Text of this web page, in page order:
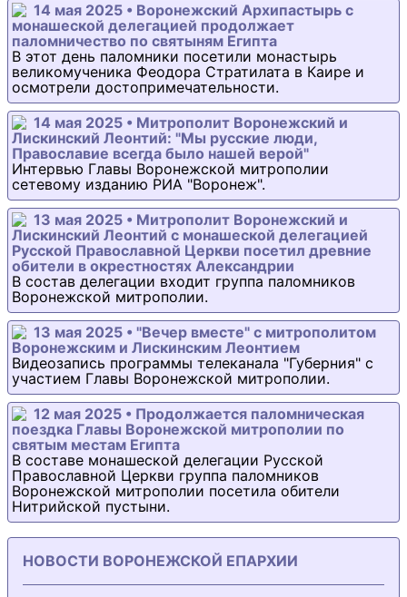
14 мая 2025 • Воронежский Архипастырь с
монашеской делегацией продолжает
паломничество по святыням Египта
В этот день паломники посетили монастырь
великомученика Феодора Стратилата в Каире и
осмотрели достопримечательности.
14 мая 2025 • Митрополит Воронежский и
Лискинский Леонтий: "Мы русские люди,
Православие всегда было нашей верой"
Интервью Главы Воронежской митрополии
сетевому изданию РИА "Воронеж".
13 мая 2025 • Митрополит Воронежский и
Лискинский Леонтий с монашеской делегацией
Русской Православной Церкви посетил древние
обители в окрестностях Александрии
В состав делегации входит группа паломников
Воронежской митрополии.
13 мая 2025 • "Вечер вместе" с митрополитом
Воронежским и Лискинским Леонтием
Видеозапись программы телеканала "Губерния" с
участием Главы Воронежской митрополии.
12 мая 2025 • Продолжается паломническая
поездка Главы Воронежской митрополии по
святым местам Египта
В составе монашеской делегации Русской
Православной Церкви группа паломников
Воронежской митрополии посетила обители
Нитрийской пустыни.
НОВОСТИ ВОРОНЕЖСКОЙ ЕПАРХИИ